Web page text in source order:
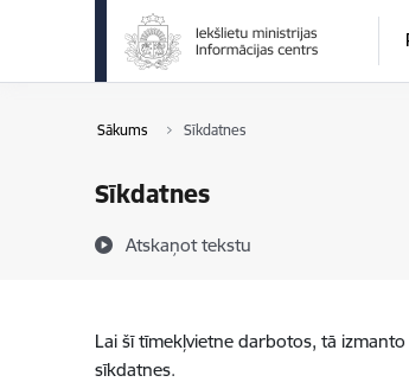
Pāriet uz lapas saturu
Sākums Sīkdatnes
Sīkdatnes
Atskaņot tekstu
Lai šī tīmekļvietne darbotos, tā
sīkdatnes.